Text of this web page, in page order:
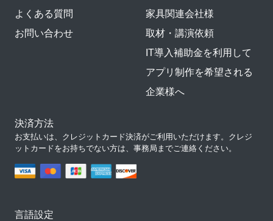
よくある質問
お問い合わせ
家具関連会社様
取材・講演依頼
IT導入補助金を利用して
アプリ制作を希望される
企業様へ
決済方法
お支払いは、クレジットカード決済がご利用いただけます。クレジ
ットカードをお持ちでない方は、事務局までご連絡ください。
言語設定